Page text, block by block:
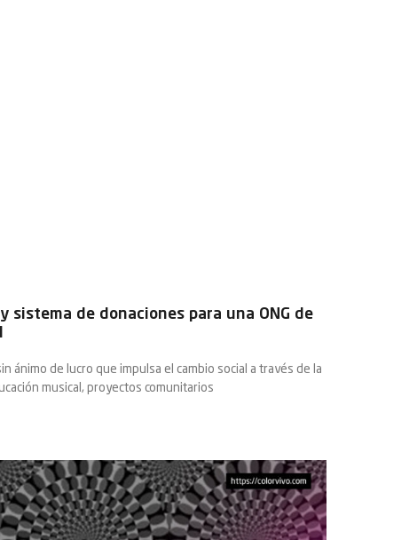
sistema de donaciones para una ONG de
ánimo de lucro que impulsa el cambio social a través de la
musical, proyectos comunitarios